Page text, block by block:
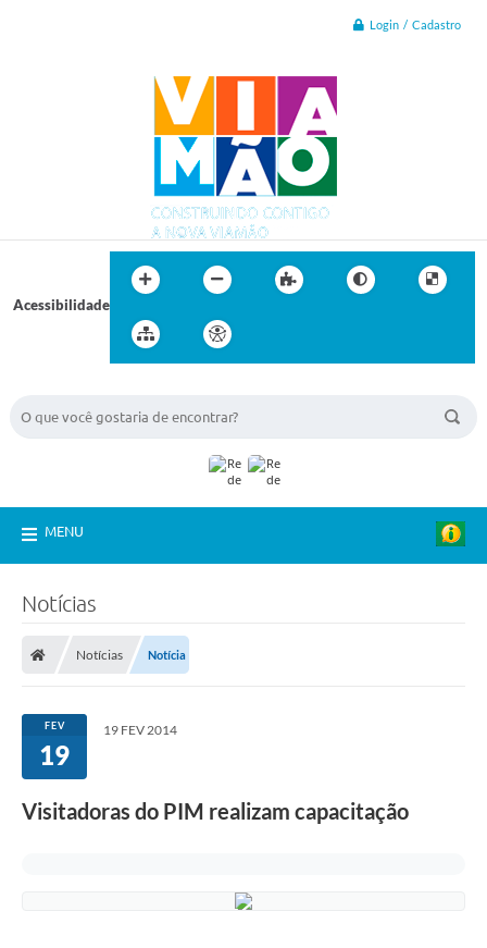
Login / Cadastro
Acessibilidade
MENU
Notícias
Notícias Notícia
FEV
19
19 FEV 2014
Visitadoras do PIM realizam capacitação